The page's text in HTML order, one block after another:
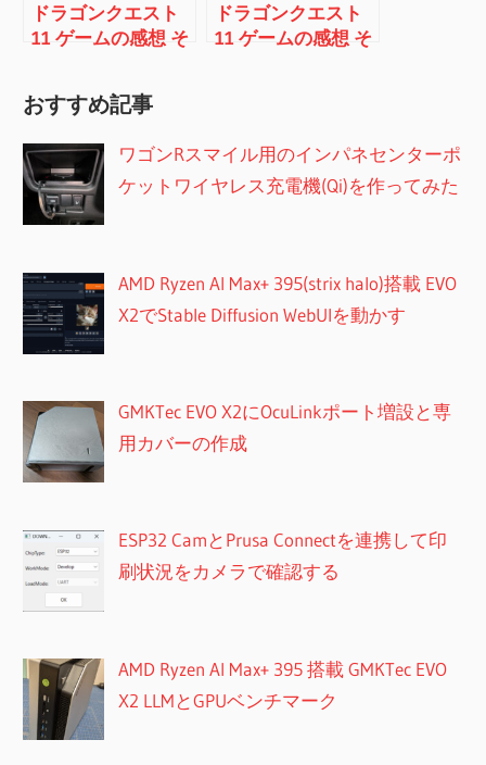
ドラゴンクエスト
11 ゲームの感想 そ
ドラゴンクエスト
11 ゲームの感想 そ
おすすめ記事
ワゴンRスマイル用のインパネセンターポ
ケットワイヤレス充電機(Qi)を作ってみた
AMD Ryzen AI Max+ 395(strix halo)搭載 EVO
X2でStable Diffusion WebUIを動かす
GMKTec EVO X2にOcuLinkポート増設と専
用カバーの作成
ESP32 CamとPrusa Connectを連携して印
刷状況をカメラで確認する
AMD Ryzen AI Max+ 395 搭載 GMKTec EVO
X2 LLMとGPUベンチマーク